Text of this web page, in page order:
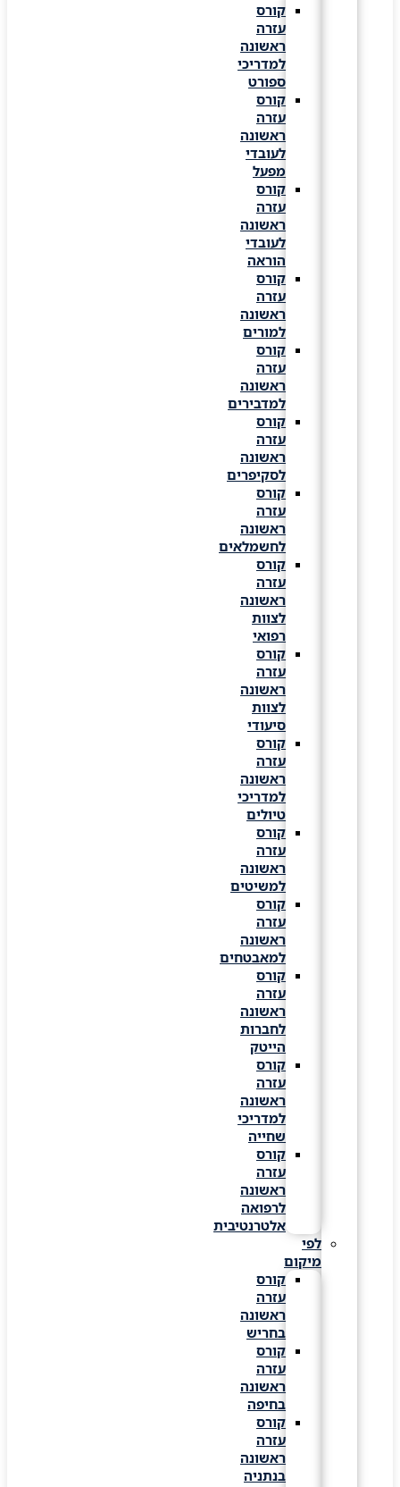
קורס
עזרה
ראשונה
למדריכי
ספורט
קורס
עזרה
ראשונה
לעובדי
מפעל
קורס
עזרה
ראשונה
לעובדי
הוראה
קורס
עזרה
ראשונה
למורים
קורס
עזרה
ראשונה
למדבירים
קורס
עזרה
ראשונה
לסקיפרים
קורס
עזרה
ראשונה
לחשמלאים
קורס
עזרה
ראשונה
לצוות
רפואי
קורס
עזרה
ראשונה
לצוות
סיעודי
קורס
עזרה
ראשונה
למדריכי
טיולים
קורס
עזרה
ראשונה
למשיטים
קורס
עזרה
ראשונה
למאבטחים
קורס
עזרה
ראשונה
לחברות
הייטק
קורס
עזרה
ראשונה
למדריכי
שחייה
קורס
עזרה
ראשונה
לרפואה
אלטרנטיבית
לפי
מיקום
קורס
עזרה
ראשונה
בחריש
קורס
עזרה
ראשונה
בחיפה
קורס
עזרה
ראשונה
בנתניה